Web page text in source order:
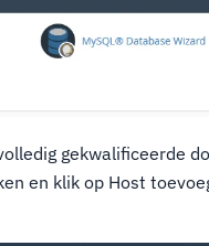
gekwalificeerde
en klik op Host